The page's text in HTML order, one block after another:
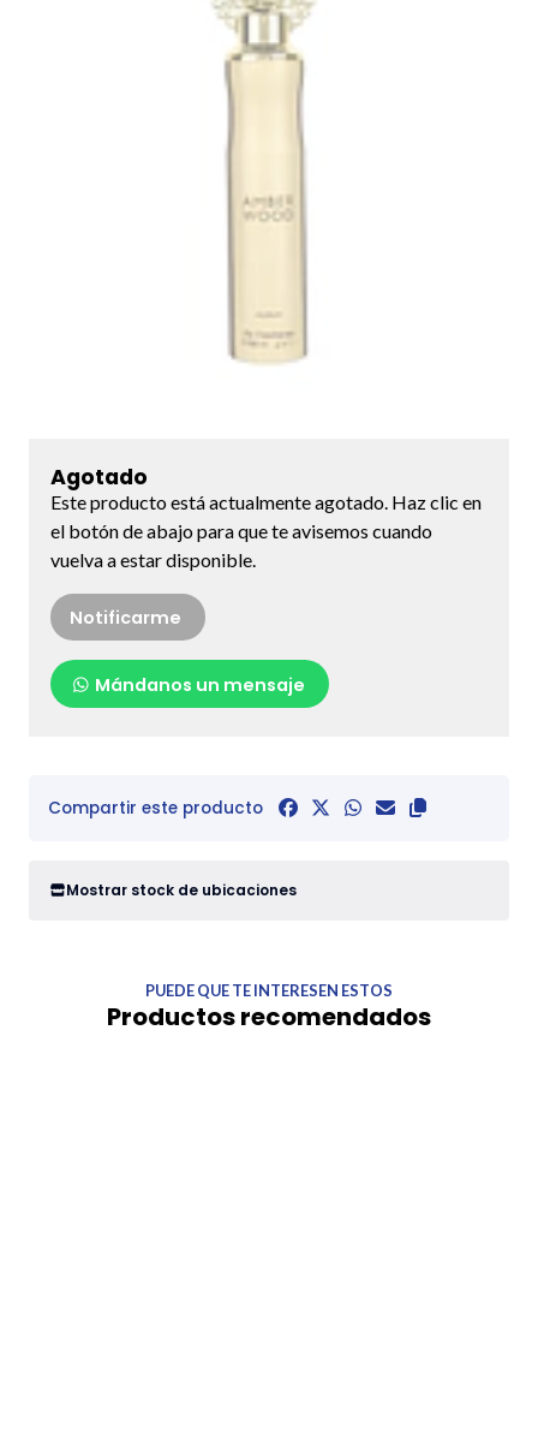
Agotado
Este producto está actualmente agotado. Haz clic en
el botón de abajo para que te avisemos cuando
vuelva a estar disponible.
Notificarme
Mándanos un mensaje
Compartir este producto
Mostrar stock de ubicaciones
PUEDE QUE TE INTERESEN ESTOS
Productos recomendados